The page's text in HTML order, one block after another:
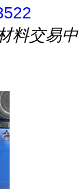
料交易中